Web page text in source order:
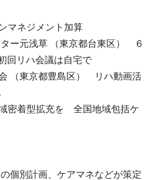
マネジメント加算
ー元浅草 （東京都台東区） ６
リハ会議は自宅で
（東京都豊島区） リハ動画活
密着型拡充を 全国地域包括ケ
別計画、ケアマネなどが策定